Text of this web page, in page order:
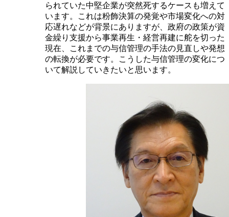
られていた中堅企業が突然死するケースも増えて
います。これは粉飾決算の発覚や市場変化への対
応遅れなどが背景にありますが、政府の政策が資
金繰り支援から事業再生・経営再建に舵を切った
現在、これまでの与信管理の手法の見直しや発想
の転換が必要です。こうした与信管理の変化につ
いて解説していきたいと思います。